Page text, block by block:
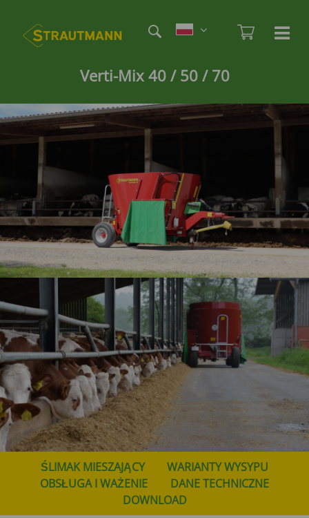
main
Verti-Mix 40 / 50 / 70
ŚLIMAK MIESZAJĄCY
WARIANTY WYSYPU
OBSŁUGA I WAŻENIE
DANE TECHNICZNE
DOWNLOAD